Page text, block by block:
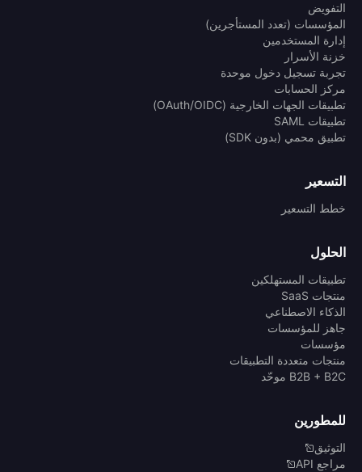
التفويض
المؤسسات (تعدد المستأجرين)
إدارة المستخدمين
خزنة الأسرار
تجربة تسجيل دخول موحدة
مركز الحسابات
تطبيقات الجهات الخارجية (OAuth/OIDC)
تطبيقات SAML
تطبيق محمي (بدون SDK)
التسعير
خطط التسعير
الحلول
تطبيقات المستهلكين
منتجات SaaS
الذكاء الاصطناعي
جاهز للمؤسسات
مؤسسات
منتجات متعددة التطبيقات
B2B + B2C موحّد
للمطورين
التوثيق
مراجع API